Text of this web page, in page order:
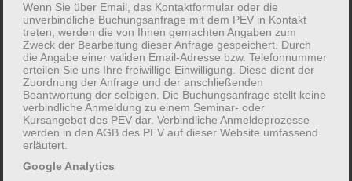
Für Familien in Wohnorten mit
unterdurchschnittlicher Sozial- und
Infrastruktur
Zielgruppe:
Familien
Familien in besonderen Lebenslagen
Mütter
Väter
Wenn Sie über Email, das Kontaktformular oder die
unverbindliche Buchungsanfrage mit dem PEV in Kontakt
treten, werden die von Ihnen gemachten Angaben zum
Zweck der Bearbeitung dieser Anfrage gespeichert. Durch
die Angabe einer validen Email-Adresse bzw. Telefonnummer
erteilen Sie uns Ihre freiwillige Einwilligung. Diese dient der
Zuordnung der Anfrage und der anschließenden
Beantwortung der selbigen. Die Buchungsanfrage stellt keine
verbindliche Anmeldung zu einem Seminar- oder
Kursangebot des PEV dar. Verbindliche Anmeldeprozesse
werden in den AGB des PEV auf dieser Website umfassend
erläutert.
Google Analytics